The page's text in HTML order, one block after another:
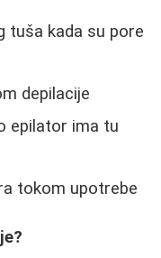
tuša kada su pore
depilacije
epilator ima tu
tokom upotrebe